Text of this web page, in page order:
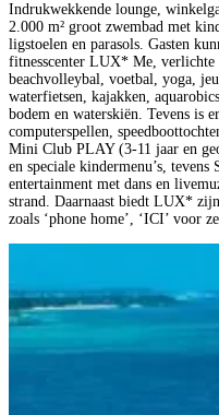
Indrukwekkende lounge,
2.000 m² groot zwembad met
ligstoelen en parasols. Gasten
fitnesscenter LUX* Me, verlichte
beachvolleybal, voetbal, yoga,
waterfietsen, kajakken,
bodem en waterskiën. Tevens is
computerspellen,
Mini Club PLAY (3-11 jaar en
en speciale kindermenu’s,
entertainment met dans en
strand. Daarnaast biedt LUX* zijn
zoals ‘phone home’, ‘ICI’ voor